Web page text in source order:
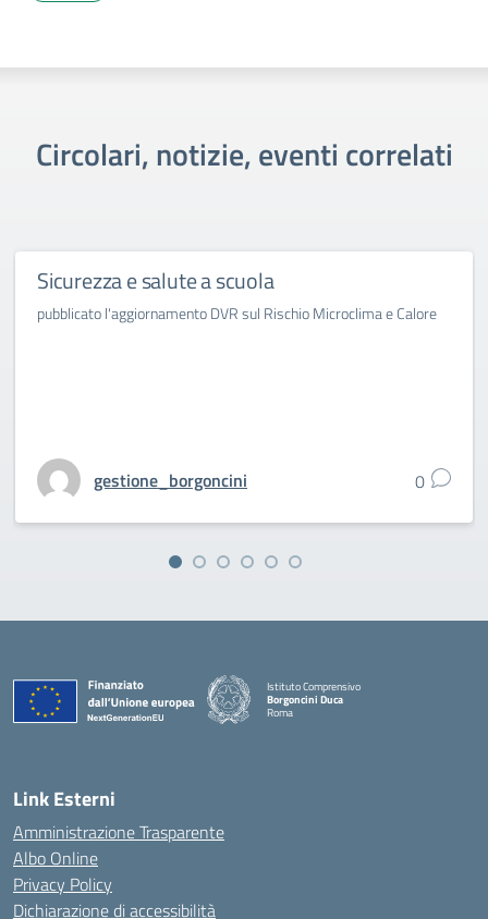
Circolari, notizie, eventi correlati
Sicurezza e salute a scuola
pubblicato l'aggiornamento DVR sul Rischio Microclima e Calore
gestione_borgoncini 0
Istituto Comprensivo
Borgoncini Duca
Roma
Link Esterni
Amministrazione Trasparente
Albo Online
Privacy Policy
Dichiarazione di accessibilità